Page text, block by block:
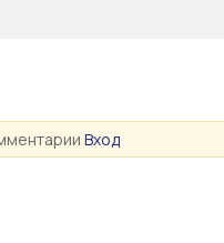
Вход